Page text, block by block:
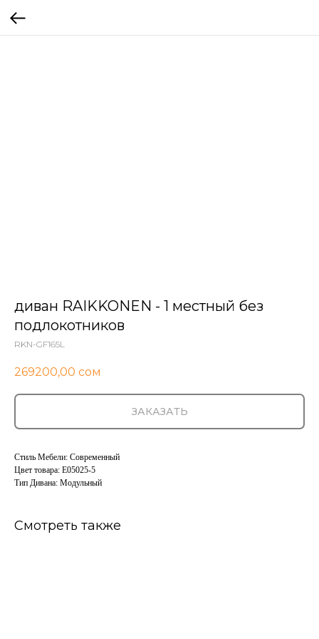
диван RAIKKONEN - 1 местный без
подлокотников
RKN-GF165L
269200,00 сом
ЗАКАЗАТЬ
Стиль Мебели: Современный
Цвет товара: E05025-5
Тип Дивана: Модульный
Смотреть также